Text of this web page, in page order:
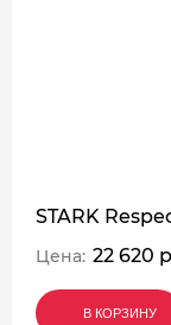
STARK
Цена: 22 620
В КОРЗИНУ
В КОРЗИНУ
В КОРЗИНУ